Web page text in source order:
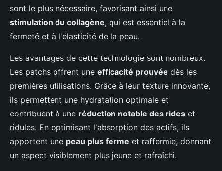
sont le plus nécessaire, favorisant ainsi une
stimulation du collagène, qui est essentiel à la
fermeté et à l'élasticité de la peau.
Les avantages de cette technologie sont nombreux.
Les patchs offrent une efficacité prouvée dès les
premières utilisations. Grâce à leur texture innovante,
ils permettent une hydratation optimale et
contribuent à une réduction notable des rides et
ridules. En optimisant l'absorption des actifs, ils
apportent une peau plus ferme et raffermie, donnant
un aspect visiblement plus jeune et rafraîchi.